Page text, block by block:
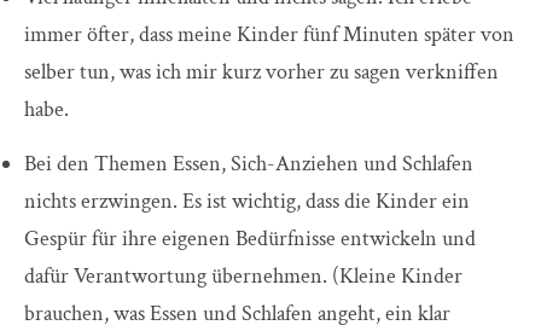
immer öfter, dass meine Kinder fünf Minuten später von
selber tun, was ich mir kurz vorher zu sagen verkniffen
habe.
Bei den Themen Essen, Sich-Anziehen und Schlafen
nichts erzwingen. Es ist wichtig, dass die Kinder ein
Gespür für ihre eigenen Bedürfnisse entwickeln und
dafür Verantwortung übernehmen. (Kleine Kinder
brauchen, was Essen und Schlafen angeht, ein klar